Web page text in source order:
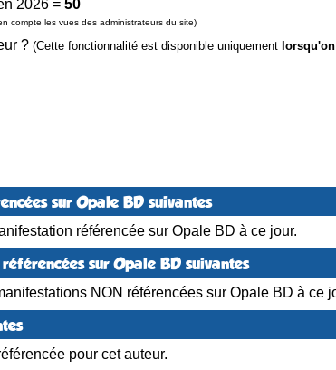
2026 = 50
compte les vues des administrateurs du site)
? (Cette fonctionnalité est disponible uniquement
sur Opale BD suivantes
référencée sur Opale BD à ce jour.
sur Opale BD suivantes
NON référencées sur Opale BD à ce
pour cet auteur.